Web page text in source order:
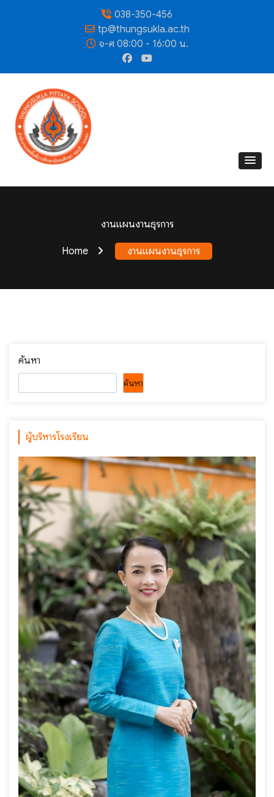
038-350-456
tp@thungsukla.ac.th
จ-ศ 08:00 - 16:00 น.
งานแผนงานธุรการ
Home งานแผนงานธุรการ
ค้นหา
ค้นหา
ผู้บริหารโรงเรียน